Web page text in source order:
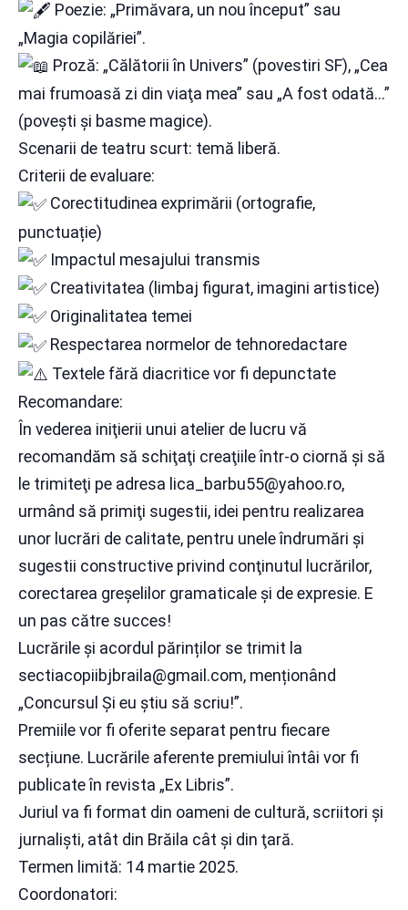
Poezie: „Primăvara, un nou început” sau
„Magia copilăriei”.
Proză: „Călătorii în Univers” (povestiri SF), „Cea
mai frumoasă zi din viaţa mea” sau „A fost odată…”
(povești și basme magice).
Scenarii de teatru scurt: temă liberă.
Criterii de evaluare:
Corectitudinea exprimării (ortografie,
punctuație)
Impactul mesajului transmis
Creativitatea (limbaj figurat, imagini artistice)
Originalitatea temei
Respectarea normelor de tehnoredactare
Textele fără diacritice vor fi depunctate
Recomandare:
În vederea iniţierii unui atelier de lucru vă
recomandăm să schiţaţi creaţiile într-o ciornă şi să
le trimiteţi pe adresa lica_barbu55@yahoo.ro,
urmând să primiţi sugestii, idei pentru realizarea
unor lucrări de calitate, pentru unele îndrumări şi
sugestii constructive privind conţinutul lucrărilor,
corectarea greşelilor gramaticale şi de expresie. E
un pas către succes!
Lucrările și acordul părinților se trimit la
sectiacopiibjbraila@gmail.com, menționând
„Concursul Și eu știu să scriu!”.
Premiile vor fi oferite separat pentru fiecare
secțiune. Lucrările aferente premiului întâi vor fi
publicate în revista „Ex Libris”.
Juriul va fi format din oameni de cultură, scriitori şi
jurnalişti, atât din Brăila cât şi din ţară.
Termen limită: 14 martie 2025.
Coordonatori: